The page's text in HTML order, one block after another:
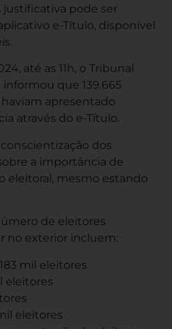
justificativa pode ser
e-Título, disponível
até as 11h, o Tribunal
informou que 139.665
apresentado
através do e-Título.
dos
a importância de
eleitoral, mesmo estando
de eleitores
no exterior incluem:
mil eleitores
eleitores
eleitores